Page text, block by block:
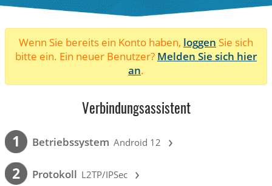
Wenn Sie bereits ein Konto haben, loggen Sie sich
bitte ein. Ein neuer Benutzer? Melden Sie sich hier
an.
Verbindungsassistent
1 Betriebssystem Android 12 ›
2 Protokoll L2TP/IPSec ›